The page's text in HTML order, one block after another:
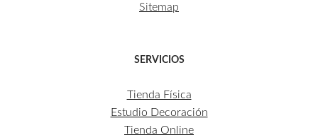
Sitemap
SERVICIOS
Tienda Física
Estudio Decoración
Tienda Online